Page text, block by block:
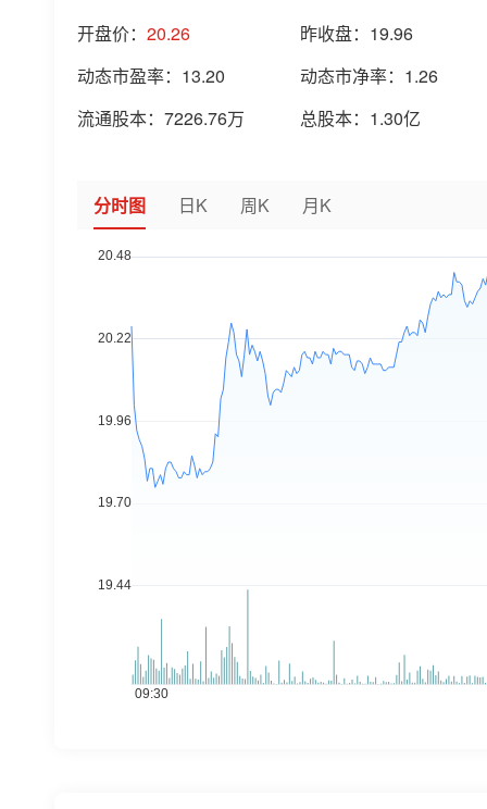
开盘价： 20.26 昨收盘： 19.96
动态市盈率： 13.20 动态市净率： 1.26
流通股本： 7226.76万 总股本： 1.30亿
分时图 日K 周K 月K